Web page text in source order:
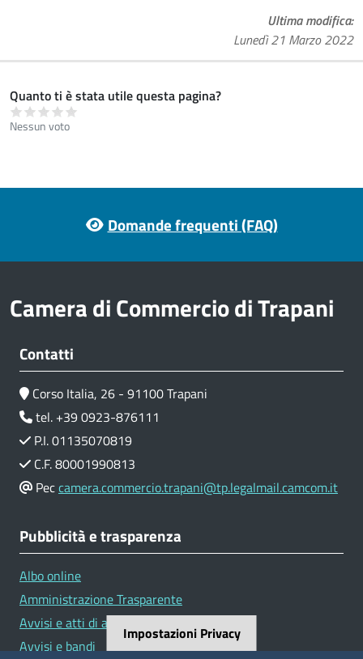
Ultima modifica
Lunedì 21 Marzo 2022
Quanto ti è stata utile questa pagina?
Nessun voto
Domande frequenti (FAQ)
Camera di Commercio di Trapani
Contatti
Corso Italia, 26 - 91100 Trapani
tel. +39 0923-876111
P.I. 01135070819
C.F. 80001990813
Peccamera.commercio.trapani@tp.legalmail.camcom.it
Pubblicità e trasparenza
Albo online
Amministrazione Trasparente
Avvisi e atti di altre Amministrazioni
Avvisi e bandi
Impostazioni Privacy